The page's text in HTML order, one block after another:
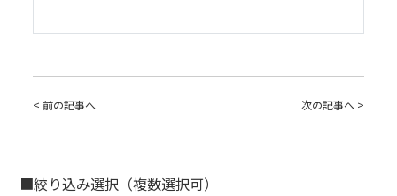
< 前の記事へ 次の記事へ >
■絞り込み選択（複数選択可）